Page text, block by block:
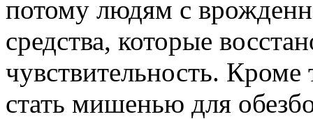
потому людям с
средства, которые
чувствительность.
стать мишенью для